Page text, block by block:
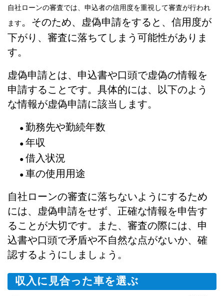
自社ローンの審査では、申込者の信用度を重視して審査が行われ
ます。そのため、虚偽申請をすると、信用度が
下がり、審査に落ちてしまう可能性がありま
す。
虚偽申請とは、申込書や口頭で虚偽の情報を
申請することです。具体的には、以下のよう
な情報が虚偽申請に該当します。
● 勤務先や勤続年数
● 年収
● 借入状況
● 車の使用用途
自社ローンの審査に落ちないようにするため
には、虚偽申請をせず、正確な情報を申告す
ることが大切です。また、審査の際には、申
込書や口頭で矛盾や不自然な点がないか、確
認するようにしましょう。
収入に見合った車を選ぶ